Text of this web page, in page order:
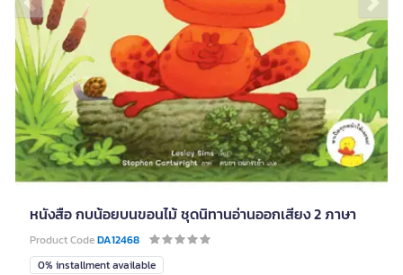
Previous slide
หนังสือ กบน้อยบนขอนไม้ ชุดนิทานอ่านออกเสียง 2 ภาษา
Product CodeDA12468
0% installment available